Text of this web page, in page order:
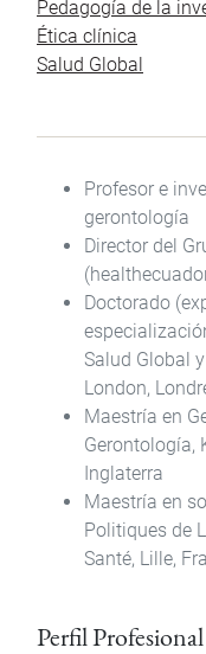
Pedagogía de la
Ética clínica
Salud Global
Profesor e
gerontología
Director del
Doctorado
Salud Global
London,
Maestría en
Gerontología,
Inglaterra
Maestría en
Politiques de
Santé, Lille,
Perfil Profesional